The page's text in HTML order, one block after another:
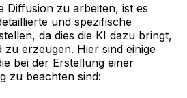
Diffusion zu arbeiten, ist es
und spezifische
da dies die KI dazu bringt,
zu erzeugen. Hier sind einige
bei der Erstellung einer
zu beachten sind: